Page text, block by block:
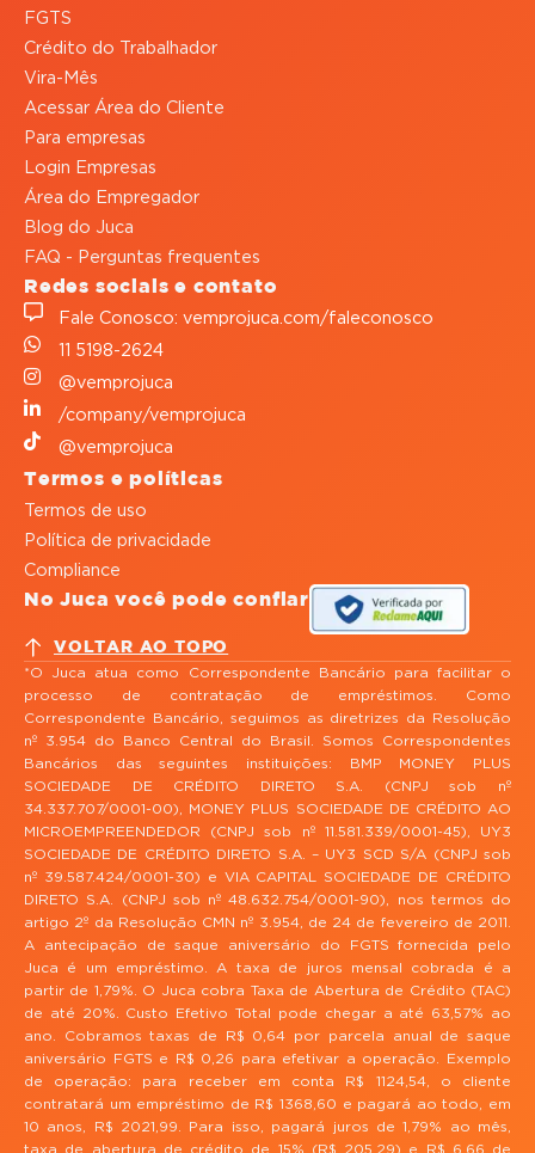
FGTS
Crédito do Trabalhador
Vira-Mês
Acessar Área do Cliente
Para empresas
Login Empresas
Área do Empregador
Blog do Juca
FAQ - Perguntas frequentes
Redes sociais e contato
Fale Conosco: vemprojuca.com/faleconosco
11 5198-2624
@vemprojuca
/company/vemprojuca
@vemprojuca
Termos e políticas
Termos de uso
Política de privacidade
Compliance
VOLTAR AO TOPO
No Juca você pode confiar
*O Juca atua como Correspondente Bancário para facilitar o
processo de contratação de empréstimos. Como
Correspondente Bancário, seguimos as diretrizes da Resolução
nº 3.954 do Banco Central do Brasil. Somos Correspondentes
Bancários das seguintes instituições: BMP MONEY PLUS
SOCIEDADE DE CRÉDITO DIRETO S.A. (CNPJ sob nº
34.337.707/0001-00), MONEY PLUS SOCIEDADE DE CRÉDITO AO
MICROEMPREENDEDOR (CNPJ sob nº 11.581.339/0001-45), UY3
SOCIEDADE DE CRÉDITO DIRETO S.A. – UY3 SCD S/A (CNPJ sob
nº 39.587.424/0001-30) e VIA CAPITAL SOCIEDADE DE CRÉDITO
DIRETO S.A. (CNPJ sob nº 48.632.754/0001-90), nos termos do
artigo 2º da Resolução CMN nº 3.954, de 24 de fevereiro de 2011.
A antecipação de saque aniversário do FGTS fornecida pelo
Juca é um empréstimo. A taxa de juros mensal cobrada é a
partir de 1,79%. O Juca cobra Taxa de Abertura de Crédito (TAC)
de até 20%. Custo Efetivo Total pode chegar a até 63,57% ao
ano. Cobramos taxas de R$ 0,64 por parcela anual de saque
aniversário FGTS e R$ 0,26 para efetivar a operação. Exemplo
de operação: para receber em conta R$ 1124,54, o cliente
contratará um empréstimo de R$ 1368,60 e pagará ao todo, em
10 anos, R$ 2021,99. Para isso, pagará juros de 1,79% ao mês,
taxa de abertura de crédito de 15% (R$ 205,29) e R$ 6,66 de